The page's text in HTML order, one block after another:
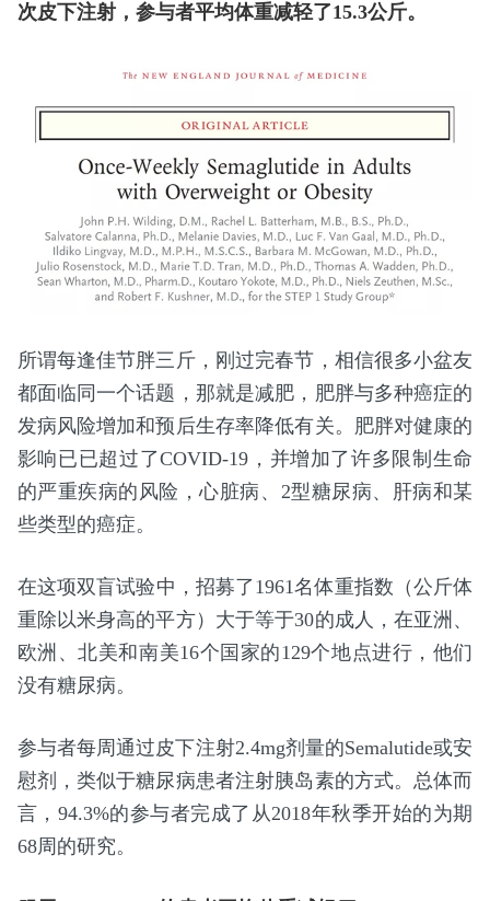
次皮下注射，参与者平均体重减轻了15.3公斤。
所谓每逢佳节胖三斤，刚过完春节，相信很多小盆友
都面临同一个话题，那就是减肥，肥胖与多种癌症的
发病风险增加和预后生存率降低有关。肥胖对健康的
影响已已超过了COVID-19，并增加了许多限制生命
的严重疾病的风险，心脏病、2型糖尿病、肝病和某
些类型的癌症。
在这项双盲试验中，招募了1961名体重指数（公斤体
重除以米身高的平方）大于等于30的成人，在亚洲、
欧洲、北美和南美16个国家的129个地点进行，他们
没有糖尿病。
参与者每周通过皮下注射2.4mg剂量的Semalutide或安
慰剂，类似于糖尿病患者注射胰岛素的方式。总体而
言，94.3%的参与者完成了从2018年秋季开始的为期
68周的研究。